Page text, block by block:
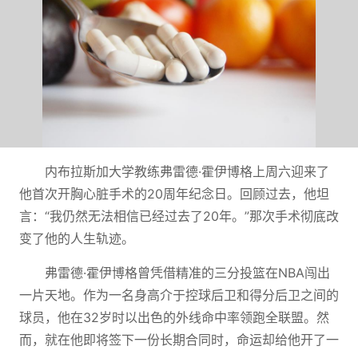
内布拉斯加大学教练弗雷德·霍伊博格上周六迎来了
他首次开胸心脏手术的20周年纪念日。回顾过去，他坦
言：“我仍然无法相信已经过去了20年。”那次手术彻底改
变了他的人生轨迹。
弗雷德·霍伊博格曾凭借精准的三分投篮在NBA闯出
一片天地。作为一名身高介于控球后卫和得分后卫之间的
球员，他在32岁时以出色的外线命中率领跑全联盟。然
而，就在他即将签下一份长期合同时，命运却给他开了一